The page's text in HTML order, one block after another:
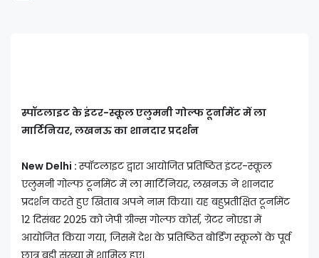
स्पॉटलाइट के इंटर-स्कूल एलुमनी गोल्फ टूर्नामेंट में ला
मार्टिनियर, लखनऊ का शानदार प्रदर्शन
New Delhi :स्पॉटलाइट द्वारा आयोजित प्रतिष्ठित इंटर-स्कूल
एलुमनी गोल्फ टूर्नामेंट में ला मार्टिनियर, लखनऊ ने शानदार
प्रदर्शन करते हुए खिताब अपने नाम किया। यह बहुप्रतीक्षित टूर्नामेंट
12 दिसंबर 2025 को जेपी ग्रीन्स गोल्फ कोर्स, ग्रेटर नोएडा में
आयोजित किया गया, जिसमें देश के प्रतिष्ठित बोर्डिंग स्कूलों के पूर्व
छात्र बड़ी संख्या में शामिल हुए।